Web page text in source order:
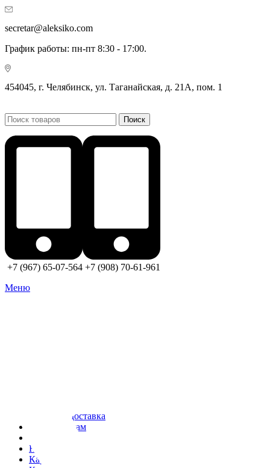
secretar@aleksiko.com
График работы: пн-пт 8:30 - 17:00.
454045, г. Челябинск, ул. Таганайская, д. 21А, пом. 1
Поиск
+7 (967) 65-07-564 +7 (908) 70-61-961
Меню
Оплата и доставка
Поставщикам
Новинки
Карьера